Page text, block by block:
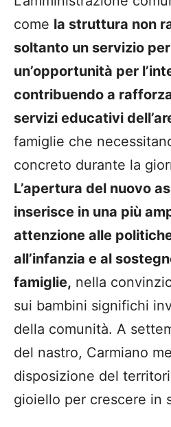
come la struttura non
soltanto un servizio
un’opportunità per
contribuendo a
servizi educativi
famiglie che
concreto durante la
L’apertura del nuovo
inserisce in una più
attenzione alle
all’infanzia e al
famiglie, nella
sui bambini significhi
della comunità. A
del nastro, Carmiano
disposizione del
gioiello per crescere in